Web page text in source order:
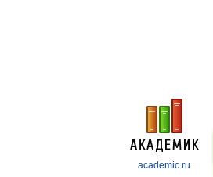
academic.ru